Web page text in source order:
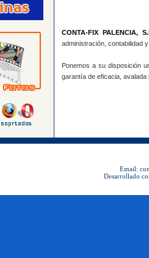
CONTA-FIX PALENCIA,
administración, contabilidad
Ponemos a su disposición
garantía de eficacia,
Email:
Desarrollado